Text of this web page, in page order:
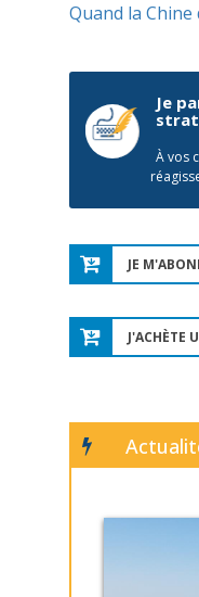
Quand la Chine
Je
À vos
JE
J'ACHÈTE